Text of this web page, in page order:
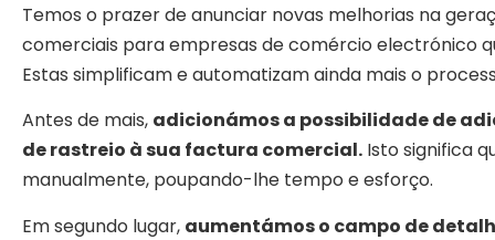
Temos o prazer de anunciar novas melhorias na
comerciais para empresas de comércio electrónico
Estas simplificam e automatizam ainda mais o
Antes de mais, adicionámos a possibilidade de
de rastreio à sua factura comercial. Isto significa
manualmente, poupando-lhe tempo e esforço.
Em segundo lugar, aumentámos o campo de